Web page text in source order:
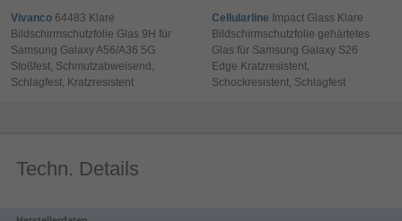
Prozessor mit 6 GB Arbeitsspeicher, damit du
deine Aufgaben schnell und effizient erledigen
kannst. Außerdem verfügt es über einen internen
Speicher von 128 GB und kann um bis zu 1 TB mit
Vivanco 64483 Klare
Bildschirmschutzfolie Glas 9H für
Samsung Galaxy A56/A36 5G
Stoßfest, Schmutzabweisend,
Schlagfest, Kratzresistent
Cellularline Impact Glass Klare
Bildschirmschutzfolie gehärtetes
Glas für Samsung Galaxy S26
Edge Kratzresistent,
Schockresistent, Schlagfest
Techn. Details